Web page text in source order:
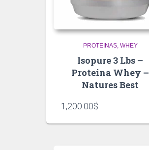
PROTEINAS WHEY
Isopure 3 Lbs –
Proteina Whey –
Natures Best
1,200.00$